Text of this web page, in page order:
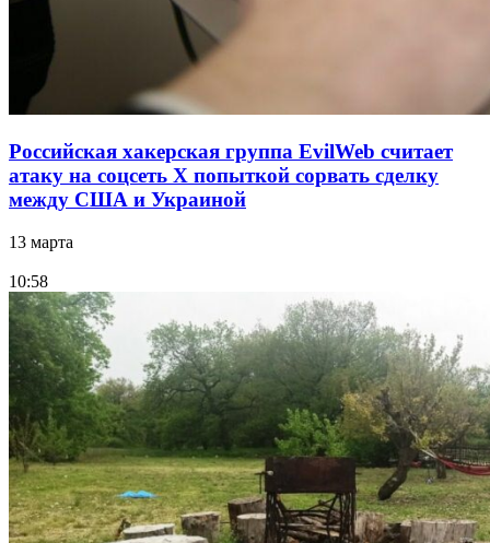
Российская хакерская группа EvilWeb считает
атаку на соцсеть Х попыткой сорвать сделку
между США и Украиной
13 марта
10:58